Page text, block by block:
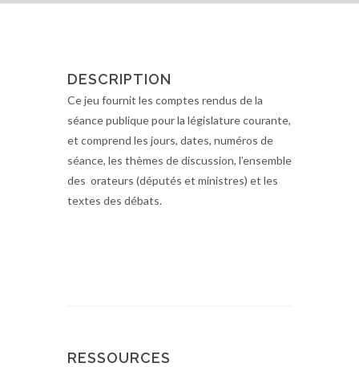
DESCRIPTION
Ce jeu fournit les comptes rendus de la
séance publique pour la législature courante,
et comprend les jours, dates, numéros de
séance, les thèmes de discussion, l’ensemble
des orateurs (députés et ministres) et les
textes des débats.
RESSOURCES